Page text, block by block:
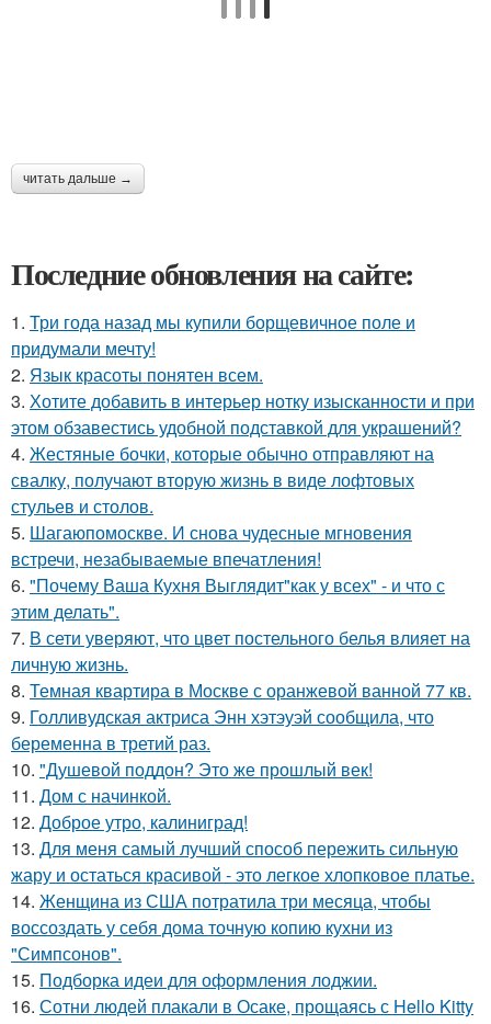
читать дальше →
Последние обновления на сайте:
1. Три года назад мы купили борщевичное поле и
придумали мечту!
2. Язык красоты понятен всем.
3. Хотите добавить в интерьер нотку изысканности и при
этом обзавестись удобной подставкой для украшений?
4. Жестяные бочки, которые обычно отправляют на
свалку, получают вторую жизнь в виде лофтовых
стульев и столов.
5. Шагаюпомоскве. И снова чудесные мгновения
встречи, незабываемые впечатления!
6. "Почему Ваша Кухня Выглядит"как у всех" - и что с
этим делать".
7. В сети уверяют, что цвет постельного белья влияет на
личную жизнь.
8. Темная квартира в Москве с оранжевой ванной 77 кв.
9. Голливудская актриса Энн хэтэуэй сообщила, что
беременна в третий раз.
10. "Душевой поддон? Это же прошлый век!
11. Дом с начинкой.
12. Доброе утро, калиниград!
13. Для меня самый лучший способ пережить сильную
жару и остаться красивой - это легкое хлопковое платье.
14. Женщина из США потратила три месяца, чтобы
воссоздать у себя дома точную копию кухни из
"Симпсонов".
15. Подборка идеи для оформления лоджии.
16. Сотни людей плакали в Осаке, прощаясь с Hello Kitty